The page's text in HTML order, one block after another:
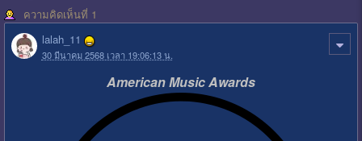
ความคิดเห็นที่ 1
lalah_11
30 มีนาคม 2568 เวลา 19:06:13 น.
American Music Awards